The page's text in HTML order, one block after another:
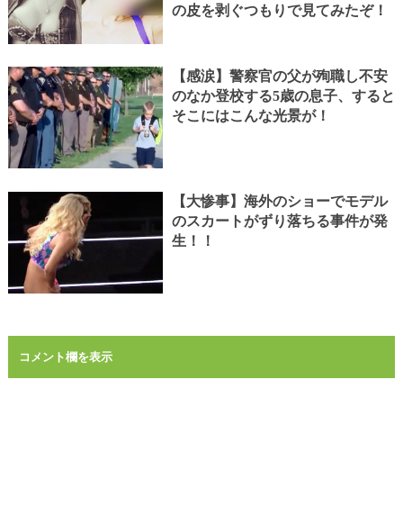
の皮を剥ぐつもりで見てみたぞ！
【感涙】警察官の父が殉職し不安
のなか登校する5歳の息子、すると
そこにはこんな光景が！
【大惨事】海外のショーでモデル
のスカートがずり落ちる事件が発
生！！
コメント欄を表示